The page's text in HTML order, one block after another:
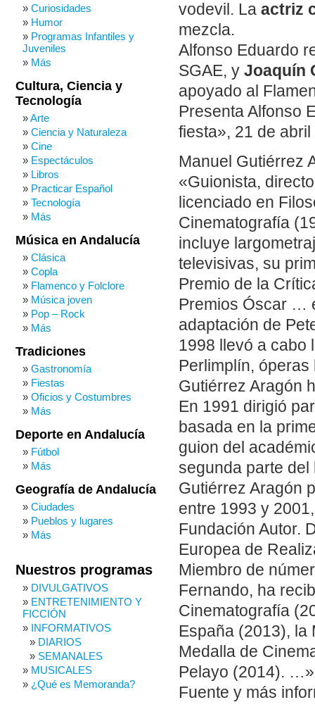
vodevil. La actriz
mezcla.
Alfonso Eduardo
SGAE, y Joaquín
apoyado al
Presenta Alfonso
fiesta», 21 de
Manuel Gutiérrez
«Guionista,
licenciado en
Cinematografía
incluye
televisivas, su
Premio de la
Premios Óscar …
adaptación de
1998 llevó a cabo
Perlimplín,
Gutiérrez Aragón
En 1991 dirigió
basada en la
guion del
segunda parte
Gutiérrez Aragón
entre 1993 y
Fundación Autor.
Europea de
Miembro de
Fernando, ha
Cinematografía
España (2013), la
Medalla de
Pelayo (2014). …»
Fuente y más
Curiosidades
Humor
Programas Infantiles y
Juveniles
Más
Cultura, Ciencia y
Tecnología
Arte
Ciencia y Naturaleza
Cine
Espectáculos
Libros
Practicar Español
Tecnología
Más
Música en Andalucía
Clásica
Copla
Flamenco y Folclore
Música joven
Pop – Rock
Más
Tradiciones
Gastronomía
Fiestas
Oficios y Costumbres
Más
Deporte en Andalucía
Fútbol
Más
Geografía de Andalucía
Ciudades
Pueblos y lugares
Más
Nuestros programas
DIVULGATIVOS
ENTRETENIMIENTO Y
FICCIÓN
INFORMATIVOS
DIARIOS
SEMANALES
MUSICALES
¿Qué es Memoranda?